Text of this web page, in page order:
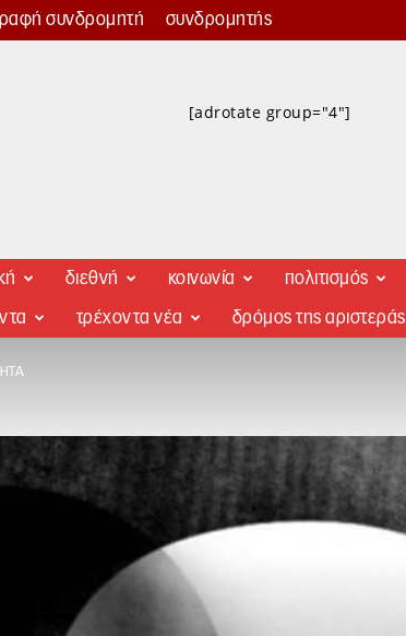
συνδρομητή συνδρομητής
[adrotate group="4"]
διεθνή κοινωνία πολιτισμός
τρέχοντα νέα δρόμος της αριστεράς